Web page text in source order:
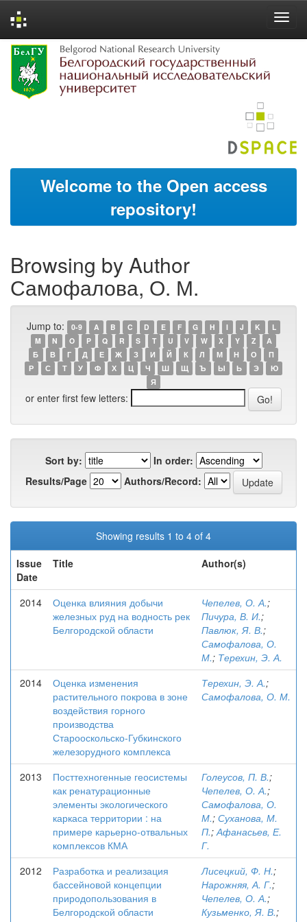
Skip
navigation
Welcome to the Open access
repository!
Browsing by Author
Самофалова, О. М.
Jump to: 0-9 A B C D E F G H I J K
L
M
N O P Q R S T U V W X Y Z
А
Б
В Г Д Е Ж З И Й К Л М Н О
П
Р
С Т У Ф Х Ц Ч Ш Щ Ъ Ы Ь Э
Ю
Я
or enter first few letters:
Sort by:
In order:
Results/Page
Authors/Record:
Showing results 1 to 4 of 4
Issue
Date
Title Author(s)
2014
Оценка влияния добычи
железных руд на водность рек
Белгородской области
Чепелев, О. А.;
Пичура, В. И.;
Павлюк, Я. В.;
Самофалова, О.
М.; Терехин, Э. А.
2014
Оценка изменения
растительного покрова в зоне
воздействия горного
производства
Старооскольско-Губкинского
железорудного комплекса
Терехин, Э. А.;
Самофалова, О. М.
2013
Посттехногенные геосистемы
как ренатурационные
элементы экологического
каркаса территории : на
примере карьерно-отвальных
комплексов КМА
Голеусов, П. В.;
Чепелев, О. А.;
Самофалова, О.
М.; Суханова, М.
П.;Афанасьев, Е.
Г.
2012
Разработка и реализация
бассейновой концепции
природопользования в
Белгородской области
Лисецкий, Ф. Н.;
Нарожняя, А. Г.;
Чепелев, О. А.;
Кузьменко, Я. В.;